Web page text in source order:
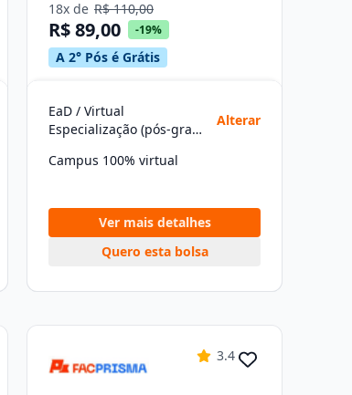
18x de R$ 110,00
R$ 89,00 -19%
A 2° Pós é Grátis
EaD / Virtual
Especialização (pós-graduação)
Alterar
Campus 100% virtual
Ver mais detalhes
Quero esta bolsa
3.4